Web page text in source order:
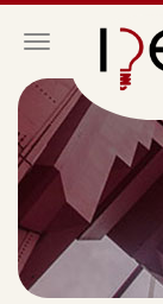
principal
Toggle